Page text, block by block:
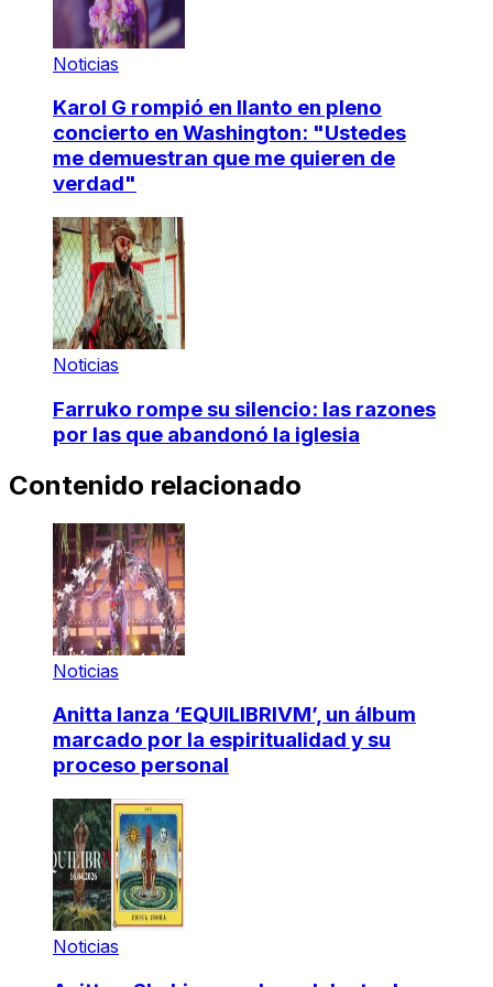
Noticias
Karol G rompió en llanto en pleno
concierto en Washington: "Ustedes
me demuestran que me quieren de
verdad"
Noticias
Farruko rompe su silencio: las razones
por las que abandonó la iglesia
Contenido relacionado
Noticias
Anitta lanza ‘EQUILIBRIVM’, un álbum
marcado por la espiritualidad y su
proceso personal
Noticias